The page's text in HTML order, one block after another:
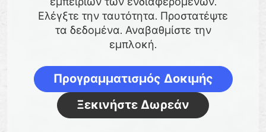
Ελέγξτε την ταυτότητα. Προστατέψτε
τα δεδομένα. Αναβαθμίστε την
εμπλοκή.
Προγραμματισμός Δοκιμής
Ξεκινήστε Δωρεάν